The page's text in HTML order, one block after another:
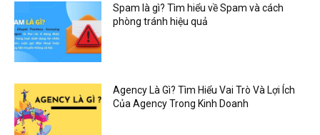
Spam là gì? Tìm hiểu về Spam và cách
phòng tránh hiệu quả
Agency Là Gì? Tìm Hiểu Vai Trò Và Lợi Ích
Của Agency Trong Kinh Doanh